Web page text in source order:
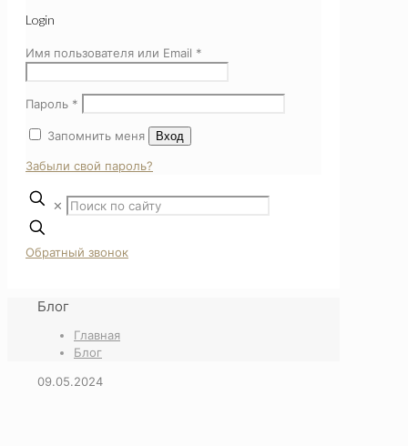
Login
Имя пользователя или Email *
Пароль *
Запомнить меня Вход
Забыли свой пароль?
✕
Обратный звонок
Блог
Главная
Блог
09.05.2024